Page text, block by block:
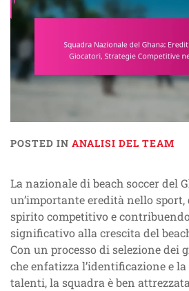
POSTED IN ANALISI DEL TEAM
La nazionale di beach soccer del
un’importante eredità nello
spirito competitivo e
significativo alla crescita del
Con un processo di selezione dei
che enfatizza l’identificazione e
talenti, la squadra è ben